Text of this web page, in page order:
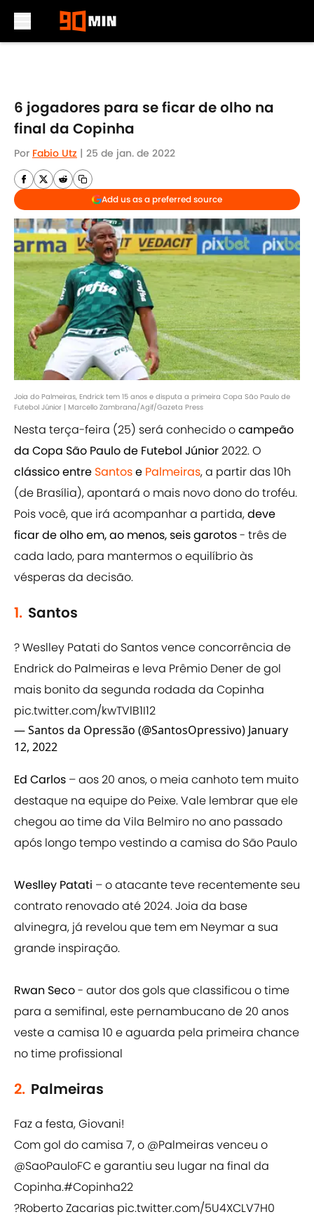
6 jogadores para se ficar de olho na
final da Copinha
Por Fabio Utz | 25 de jan. de 2022
Add us as a preferred source
Joia do Palmeiras, Endrick tem 15 anos e disputa a primeira Copa São Paulo de
Futebol Júnior | Marcello Zambrana/Agif/Gazeta Press
Nesta terça-feira (25) será conhecido ocampeão
da Copa São Paulo de Futebol Júnior2022. O
clássico entre Santose Palmeiras, a partir das 10h
(de Brasília), apontará o mais novo dono do troféu.
Pois você, que irá acompanhar a partida,deve
ficar de olho em, ao menos, seis garotos- três de
cada lado, para mantermos o equilíbrio às
vésperas da decisão.
1. Santos
? Weslley Patati do Santos vence concorrência de
Endrick do Palmeiras e leva Prêmio Dener de gol
mais bonito da segunda rodada da Copinha
pic.twitter.com/kwTVlB1I12
— Santos da Opressão (@SantosOpressivo) January
12, 2022
Ed Carlos – aos 20 anos, o meia canhoto tem muito
destaque na equipe do Peixe. Vale lembrar que ele
chegou ao time da Vila Belmiro no ano passado
após longo tempo vestindo a camisa do São Paulo
Weslley Patati – o atacante teve recentemente seu
contrato renovado até 2024. Joia da base
alvinegra, já revelou que tem em Neymar a sua
grande inspiração.
Rwan Seco- autor dos gols que classificou o time
para a semifinal, este pernambucano de 20 anos
veste a camisa 10 e aguarda pela primeira chance
no time profissional
2. Palmeiras
Faz a festa, Giovani!
Com gol do camisa 7, o @Palmeirasvenceu o
@SaoPauloFCe garantiu seu lugar na final da
Copinha.#Copinha22
?Roberto Zacarias pic.twitter.com/5U4XCLV7H0